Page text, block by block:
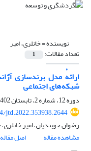
نویسنده =خانلری، امیر
تعداد مقالات: 1
ارائهٔ مدل برندسازی
شبکه‌های اجتماعی
دوره 12، شماره 2، تابستان 1402، صفحه
jtd.2022.353938.2644
رضوان چوبندیان، امیر
مشاهده مقاله
اصل مقاله